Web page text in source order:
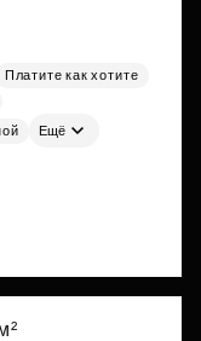
Платите как хотите
Ещё